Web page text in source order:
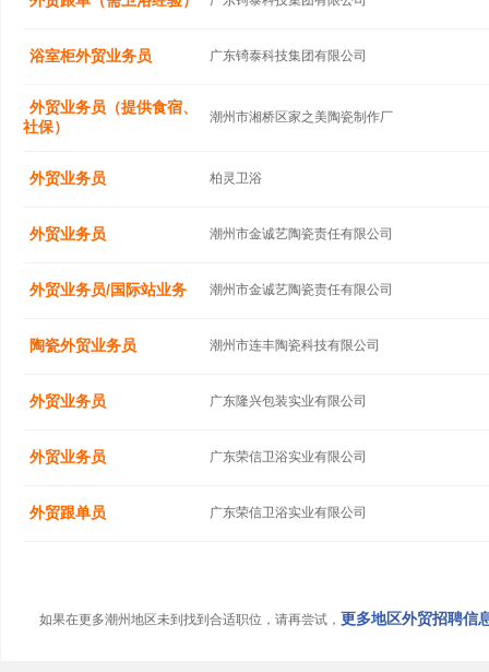
浴室柜外贸业务员 广东锜泰科技集团有限公司
外贸业务员（提供食宿、
社保）
潮州市湘桥区家之美陶瓷制作厂
外贸业务员 柏灵卫浴
外贸业务员 潮州市金诚艺陶瓷责任有限公司
外贸业务员/国际站业务 潮州市金诚艺陶瓷责任有限公司
陶瓷外贸业务员 潮州市连丰陶瓷科技有限公司
外贸业务员 广东隆兴包装实业有限公司
外贸业务员 广东荣信卫浴实业有限公司
外贸跟单员 广东荣信卫浴实业有限公司
如果在更多潮州地区未到找到合适职位，请再尝试， 更多地区外贸招聘信